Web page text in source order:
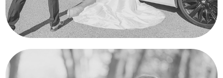
Svadobné
príbehy